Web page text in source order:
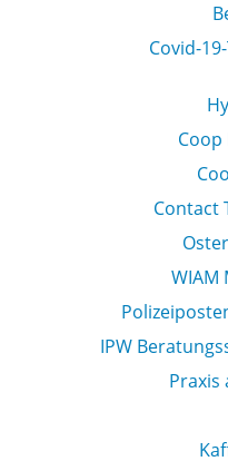
Covid-
Contact
WIAM
IPW
Praxis